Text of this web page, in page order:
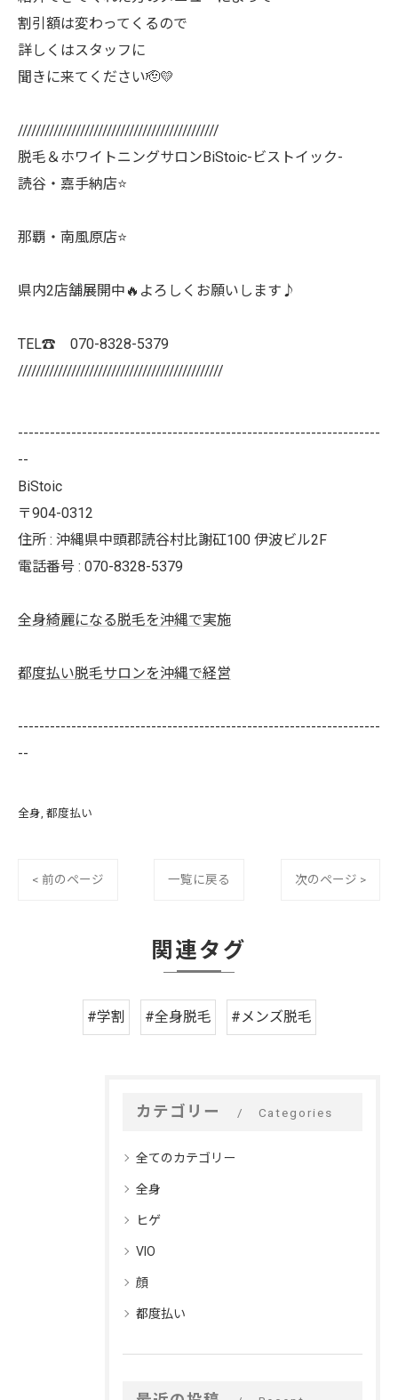
割引額は変わってくるので
詳しくはスタッフに
聞きに来てください🫡💛
/////////////////////////////////////////////
脱毛＆ホワイトニングサロンBiStoic-ビストイック-
読谷・嘉手納店⭐️
那覇・南風原店⭐️
県内2店舗展開中🔥よろしくお願いします♪
TEL☎️ 070-8328-5379
//////////////////////////////////////////////
--------------------------------------------------------------------
--
BiStoic
〒904-0312
住所 : 沖縄県中頭郡読谷村比謝矼100 伊波ビル2F
電話番号 : 070-8328-5379
全身綺麗になる脱毛を沖縄で実施
都度払い脱毛サロンを沖縄で経営
--------------------------------------------------------------------
--
全身 都度払い
< 前のページ 一覧に戻る 次のページ >
関連タグ
#学割 #全身脱毛 #メンズ脱毛
カテゴリー Categories
全てのカテゴリー
全身
ヒゲ
VIO
顔
都度払い